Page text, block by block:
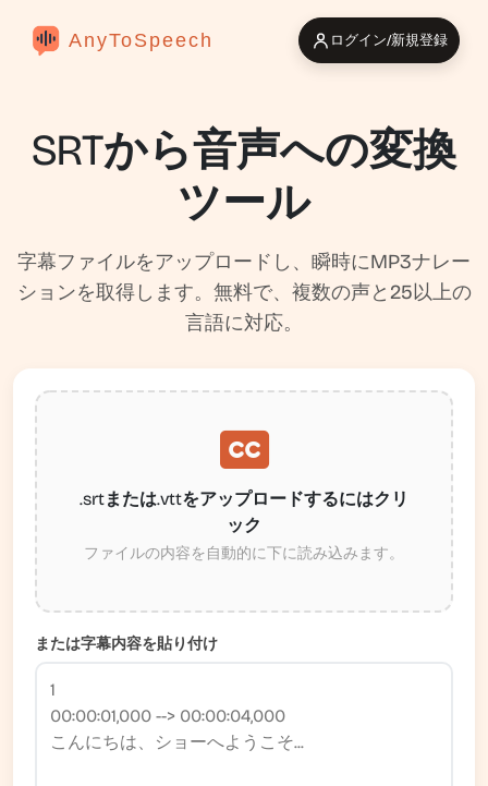
AnyToSpeech ログイン/新規登録
SRTから音声への変換
ツール
字幕ファイルをアップロードし、瞬時にMP3ナレー
ションを取得します。無料で、複数の声と25以上の
言語に対応。
.srtまたは.vttをアップロードするにはクリ
ック
ファイルの内容を自動的に下に読み込みます。
または字幕内容を貼り付け